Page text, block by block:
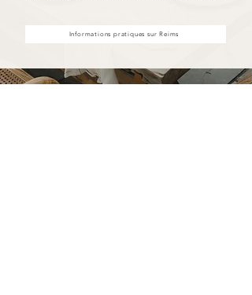
Informations pratiques sur Reims